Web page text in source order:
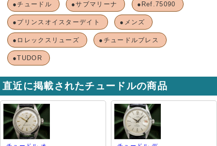
●チュードル ●サブマリーナ ●Ref.75090
●プリンスオイスターデイト ●メンズ
●ロレックスリューズ ●チュードルブレス
●TUDOR
直近に掲載されたチュードルの商品